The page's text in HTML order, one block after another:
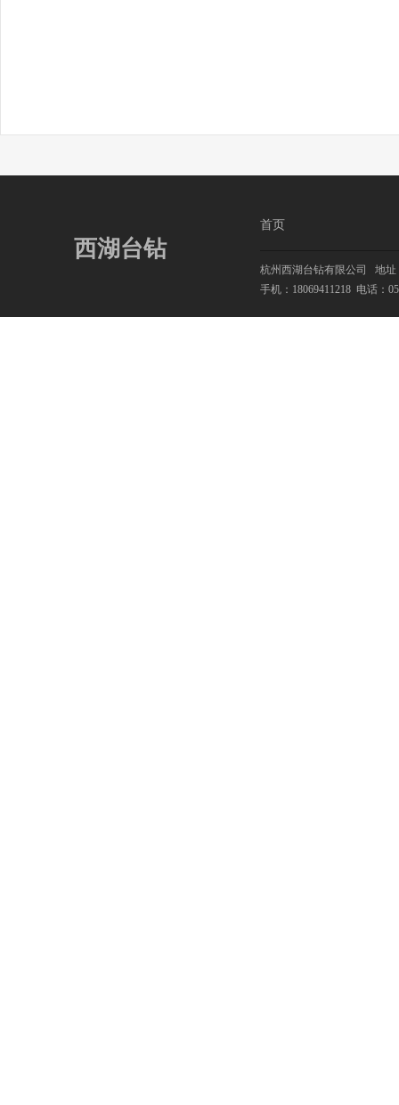
西湖台钻
首页
杭州西湖台钻有限公司
地址
手机：18069411218 电话：